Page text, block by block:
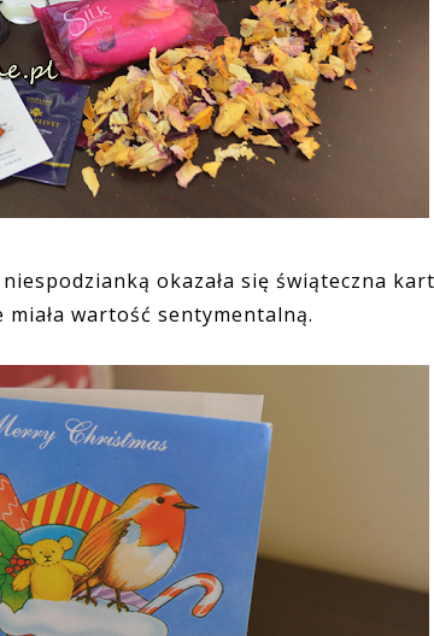
okazała się świąteczna
wartość sentymentalną.